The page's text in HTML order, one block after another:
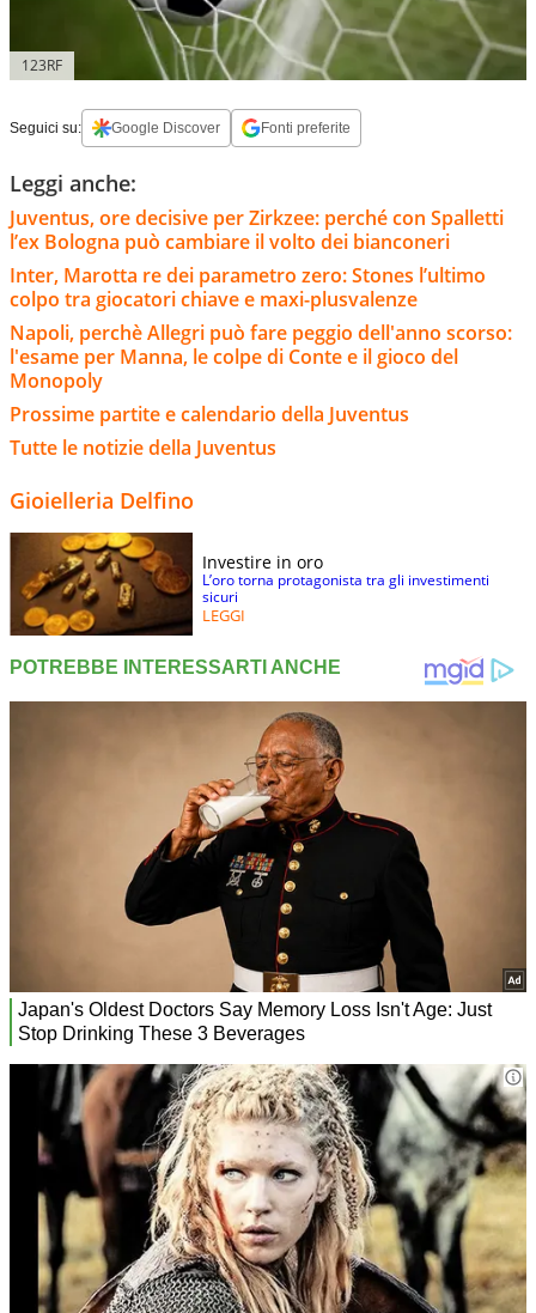
123RF
Seguici su: Google Discover Fonti preferite
Leggi anche:
Juventus, ore decisive per Zirkzee: perché con Spalletti
l’ex Bologna può cambiare il volto dei bianconeri
Inter, Marotta re dei parametro zero: Stones l’ultimo
colpo tra giocatori chiave e maxi-plusvalenze
Napoli, perchè Allegri può fare peggio dell'anno scorso:
l'esame per Manna, le colpe di Conte e il gioco del
Monopoly
Prossime partite e calendario della Juventus
Tutte le notizie della Juventus
Gioielleria Delfino
Investire in oro
L’oro torna protagonista tra gli investimenti
sicuri
LEGGI